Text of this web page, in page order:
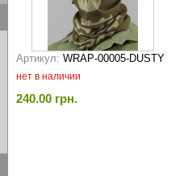
Артикул: WRAP-00005-DUSTY
нет в наличии
240.00 грн.